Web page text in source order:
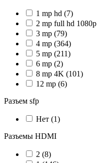
1 mp hd (7)
2 mp full hd 1080p
3 mp (79)
4 mp (364)
5 mp (211)
6 mp (2)
8 mp 4K (101)
12 mp (6)
Разъем sfp
Нет (1)
Разъемы HDMI
2 (8)